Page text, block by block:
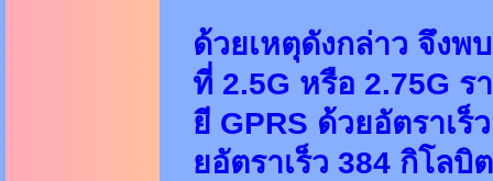
ด้วยเหตุดังกล่าว จึงพ
ที่ 2.5G หรือ 2.75G ร
ยี GPRS ด้วยอัตราเ
ยอัตราเร็ว 384 กิโล